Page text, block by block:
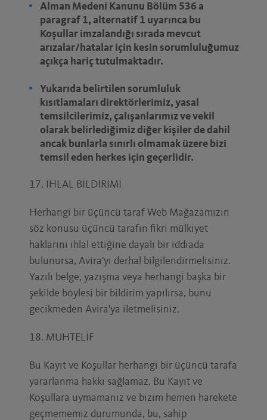
Alman Medeni Kanunu Bölüm 536 a
paragraf 1, alternatif 1 uyarınca bu
Koşullar imzalandığı sırada mevcut
arızalar/hatalar için kesin sorumluluğumuz
açıkça hariç tutulmaktadır.
Yukarıda belirtilen sorumluluk
kısıtlamaları direktörlerimiz, yasal
temsilcilerimiz, çalışanlarımız ve vekil
olarak belirlediğimiz diğer kişiler de dahil
ancak bunlarla sınırlı olmamak üzere bizi
temsil eden herkes için geçerlidir.
17. İHLAL BİLDİRİMİ
Herhangi bir üçüncü taraf Web Mağazamızın
söz konusu üçüncü tarafın fikri mülkiyet
haklarını ihlal ettiğine dayalı bir iddiada
bulunursa, Avira'yı derhal bilgilendirmelisiniz.
Yazılı belge, yazışma veya herhangi başka bir
şekilde böylesi bir bildirim yapılırsa, bunu
gecikmeden Avira'ya iletmelisiniz.
18. MUHTELİF
Bu Kayıt ve Koşullar herhangi bir üçüncü tarafa
yararlanma hakkı sağlamaz. Bu Kayıt ve
Koşullara uymamanız ve bizim hemen harekete
geçmememiz durumunda, bu, sahip